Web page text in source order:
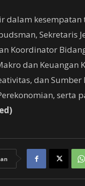
dalam kesempatan
Sekretaris
Koordinator
dan Keuangan
dan Sumber
serta